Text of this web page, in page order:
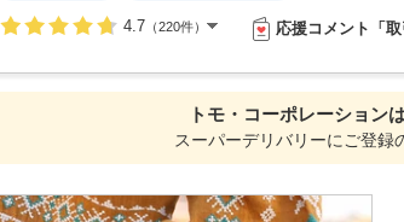
4.7（220件） 応援コメント「取
トモ・コーポレーション
スーパーデリバリーにご登録